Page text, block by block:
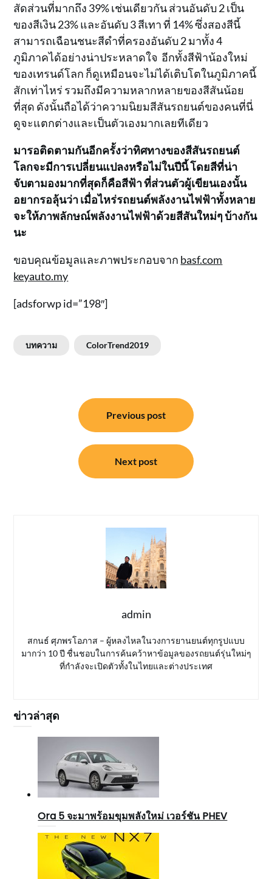
สัดส่วนที่มากถึง 39% เช่นเดียวกัน ส่วนอันดับ 2 เป็น
ของสีเงิน 23% และอันดับ 3 สีเทา ที่ 14% ซึ่งสองสีนี้
สามารถเฉือนชนะสีดำที่ครองอันดับ 2 มาทั้ง 4
ภูมิภาคได้อย่างน่าประหลาดใจ อีกทั้งสีฟ้าน้องใหม่
ของเทรนด์โลก ก็ดูเหมือนจะไม่ได้เติบโตในภูมิภาคนี้
สักเท่าไหร่ รวมถึงมีความหลากหลายของสีสันน้อย
ที่สุด ดังนั้นถือได้ว่าความนิยมสีสันรถยนต์ของคนที่นี่
ดูจะแตกต่างและเป็นตัวเองมากเลยทีเดียว
มารอติดตามกันอีกครั้งว่าทิศทางของสีสันรถยนต์
โลกจะมีการเปลี่ยนแปลงหรือไม่ในปีนี้ โดยสีที่น่า
จับตามองมากที่สุดก็คือสีฟ้า ที่ส่วนตัวผู้เขียนเองนั้น
อยากรอลุ้นว่า เมื่อไหร่รถยนต์พลังงานไฟฟ้าทั้งหลาย
จะให้ภาพลักษณ์พลังงานไฟฟ้าด้วยสีสันใหม่ๆ บ้างกัน
นะ
ขอบคุณข้อมูลและภาพประกอบจาก basf.com
keyauto.my
[adsforwp id=”198″]
บทความ ColorTrend2019
Previous post
Next post
admin
สกนธ์ ศุภพรโอภาส – ผู้หลงไหลในวงการยานยนต์ทุกรูปแบบ
มากว่า 10 ปี ชื่นชอบในการค้นคว้าหาข้อมูลของรถยนต์รุ่นใหม่ๆ
ที่กำลังจะเปิดตัวทั้งในไทยและต่างประเทศ
ข่าวล่าสุด
Ora 5 จะมาพร้อมขุมพลังใหม่ เวอร์ชัน PHEV